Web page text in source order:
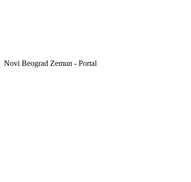
Novi Beograd Zemun - Portal